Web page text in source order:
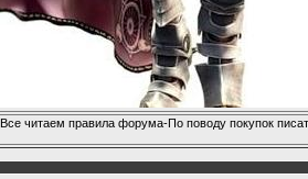
Все читаем правила форума-По поводу покупок